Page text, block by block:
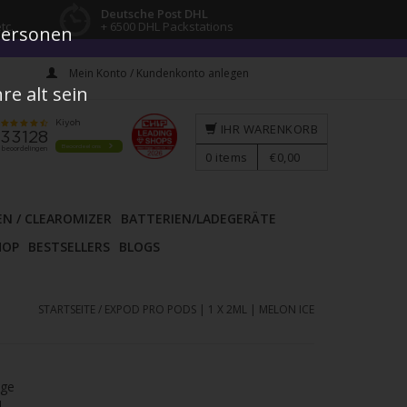
Deutsche Post DHL
+ 6500 DHL Packstations
Mein Konto / Kundenkonto anlegen
/ CLEAROMIZER
BATTERIEN/LADEGERÄTE
BESTSELLERS BLOGS
IHR WARENKORB
0 items €0,00
STARTSEITE / EXPOD PRO PODS | 1 X 2ML | MELON ICE
alt sein